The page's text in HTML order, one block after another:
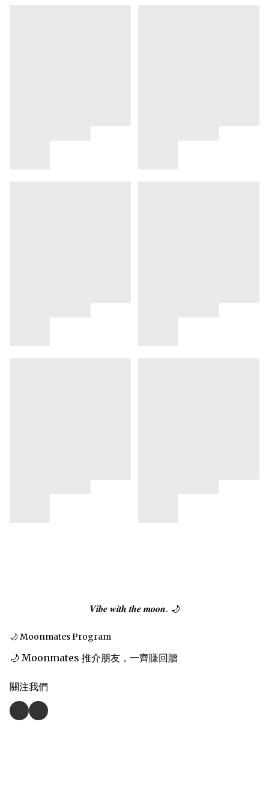
𝑽𝒊𝒃𝒆 𝒘𝒊𝒕𝒉 𝒕𝒉𝒆 𝒎𝒐𝒐𝒏. 🌙
🌙 Moonmates Program
🌙 Moonmates 推介朋友，一齊賺回贈
關注我們